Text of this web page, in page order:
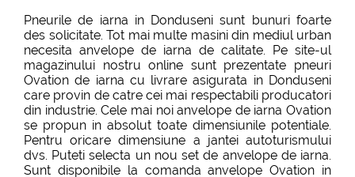
Pneurile de iarna in Donduseni sunt bunuri foarte
des solicitate. Tot mai multe masini din mediul urban
necesita anvelope de iarna de calitate. Pe site-ul
magazinului nostru online sunt prezentate pneuri
Ovation de iarna cu livrare asigurata in Donduseni
care provin de catre cei mai respectabili producatori
din industrie. Cele mai noi anvelope de iarna Ovation
se propun in absolut toate dimensiunile potentiale.
Pentru oricare dimensiune a jantei autoturismului
dvs. Puteti selecta un nou set de anvelope de iarna.
Sunt disponibile la comanda anvelope Ovation in